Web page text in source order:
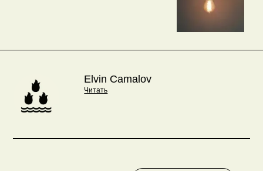
Elvin Camalov
Читать